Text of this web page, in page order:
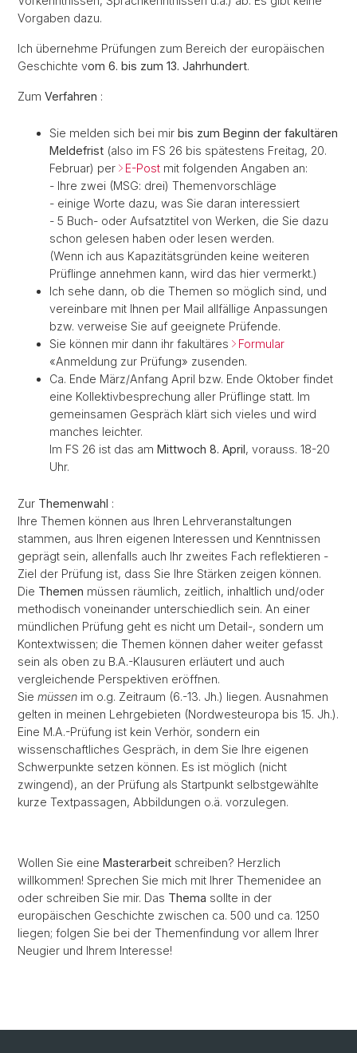
Vorgaben dazu.
Ich übernehme Prüfungen zum Bereich der europäischen
Geschichte vom 6. bis zum 13. Jahrhundert.
Zum Verfahren :
Sie melden sich bei mir bis zum Beginn der fakultären
Meldefrist (also im FS 26 bis spätestens Freitag, 20.
Februar) per
E-Post mit folgenden Angaben an:
- Ihre zwei (MSG: drei) Themenvorschläge
- einige Worte dazu, was Sie daran interessiert
- 5 Buch- oder Aufsatztitel von Werken, die Sie dazu
schon gelesen haben oder lesen werden.
(Wenn ich aus Kapazitätsgründen keine weiteren
Prüflinge annehmen kann, wird das hier vermerkt.)
Ich sehe dann, ob die Themen so möglich sind, und
vereinbare mit Ihnen per Mail allfällige Anpassungen
bzw. verweise Sie auf geeignete Prüfende.
Sie können mir dann ihr fakultäres
Formular
«Anmeldung zur Prüfung» zusenden.
Ca. Ende März/Anfang April bzw. Ende Oktober findet
eine Kollektivbesprechung aller Prüflinge statt. Im
gemeinsamen Gespräch klärt sich vieles und wird
manches leichter.
Im FS 26 ist das am Mittwoch 8. April, vorauss. 18-20
Uhr.
Zur Themenwahl :
Ihre Themen können aus Ihren Lehrveranstaltungen
stammen, aus Ihren eigenen Interessen und Kenntnissen
geprägt sein, allenfalls auch Ihr zweites Fach reflektieren -
Ziel der Prüfung ist, dass Sie Ihre Stärken zeigen können.
Die Themen müssen räumlich, zeitlich, inhaltlich und/oder
methodisch voneinander unterschiedlich sein. An einer
mündlichen Prüfung geht es nicht um Detail-, sondern um
Kontextwissen; die Themen können daher weiter gefasst
sein als oben zu B.A.-Klausuren erläutert und auch
vergleichende Perspektiven eröffnen.
Sie müssen im o.g. Zeitraum (6.-13. Jh.) liegen. Ausnahmen
gelten in meinen Lehrgebieten (Nordwesteuropa bis 15. Jh.).
Eine M.A.-Prüfung ist kein Verhör, sondern ein
wissenschaftliches Gespräch, in dem Sie Ihre eigenen
Schwerpunkte setzen können. Es ist möglich (nicht
zwingend), an der Prüfung als Startpunkt selbstgewählte
kurze Textpassagen, Abbildungen o.ä. vorzulegen.
Wollen Sie eine Masterarbeit schreiben? Herzlich
willkommen! Sprechen Sie mich mit Ihrer Themenidee an
oder schreiben Sie mir. Das Thema sollte in der
europäischen Geschichte zwischen ca. 500 und ca. 1250
liegen; folgen Sie bei der Themenfindung vor allem Ihrer
Neugier und Ihrem Interesse!